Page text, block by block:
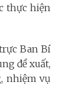
thực hiện
Ban Bí
đề xuất,
nhiệm vụ